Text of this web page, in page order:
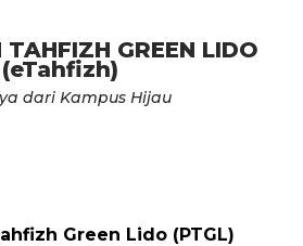
TAHFIZH GREEN LIDO
(eTahfizh)
dari Kampus Hijau
Green Lido (PTGL)